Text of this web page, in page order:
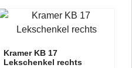
Kramer KB 17
Lekschenkel rechts